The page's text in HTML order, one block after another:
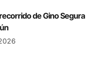
de Gino Segura